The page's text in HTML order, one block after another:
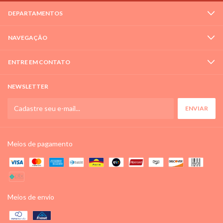
DEPARTAMENTOS
NAVEGAÇÃO
ENTRE EM CONTATO
NEWSLETTER
Meios de pagamento
Meios de envio